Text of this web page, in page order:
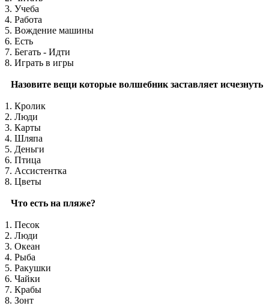
3. Учеба
4. Работа
5. Вождение машины
6. Есть
7. Бегать - Идти
8. Играть в игры
Назовите вещи которые волшебник заставляет исчезнуть
1. Кролик
2. Люди
3. Карты
4. Шляпа
5. Деньги
6. Птица
7. Ассистентка
8. Цветы
Что есть на пляже?
1. Песок
2. Люди
3. Океан
4. Рыба
5. Ракушки
6. Чайки
7. Крабы
8. Зонт